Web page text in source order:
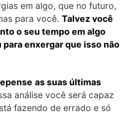
em algo, que no futuro,
para você. Talvez você
o seu tempo em algo
para enxergar que isso não
as suas últimas
análise você será capaz
fazendo de errado e só